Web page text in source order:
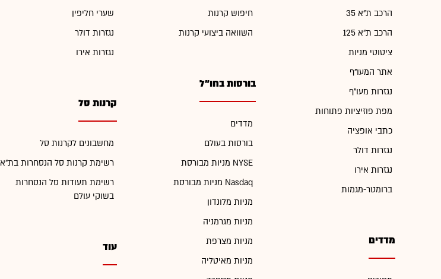
הרכב ת"א 35
הרכב ת"א 125
ציטוטי מניות
אתר המעו"ף
נגזרות מעו"ף
מפת פוזיציות פתוחות
כתבי אופציה
נגזרות דולר
נגזרות אירו
ברומטר-מגמות
מדדים
חיפוש קרנות
השוואה ביצועי קרנות
בורסות בחו"ל
מדדים
בורסות בעולם
מניות מבורסת NYSE
מניות מבורסת Nasdaq
מניות מלונדון
מניות מגרמניה
מניות מצרפת
מניות מאיטליה
שערי חליפין
נגזרות דולר
נגזרות אירו
קרנות סל
מחשבונים לקרנות סל
רשימת קרנות סל הנסחרות בת"א
רשימת תעודות סל הנסחרות
בשוקי עולם
עוד